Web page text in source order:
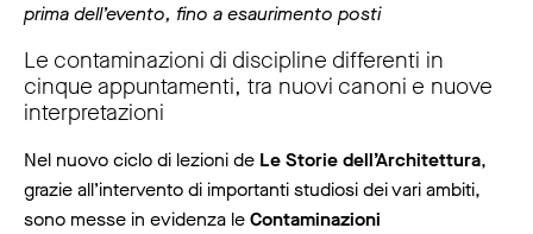
prima dell’evento, fino a esaurimento posti
Le contaminazioni di discipline differenti in
cinque appuntamenti, tra nuovi canoni e nuove
interpretazioni
Nel nuovo ciclo di lezioni de Le Storie dell’Architettura,
grazie all’intervento di importanti studiosi dei vari ambiti,
sono messe in evidenza leContaminazioni